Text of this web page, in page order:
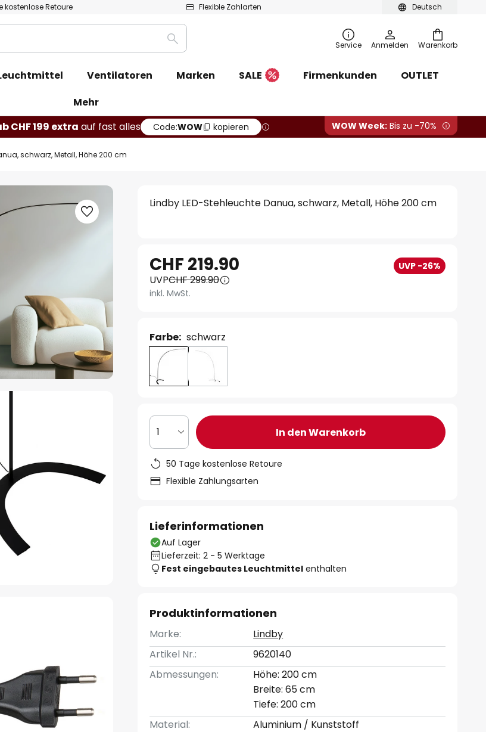
Deutsch
kostenlose Retoure Flexible Zahlarten
Warenkorb
Suche Service Anmelden
Ventilatoren Marken SALE Firmenkunden
OUTLET
Mehr
CHF 199 extra auf fast alles Code:WOW kopieren WOW Week: Bis zu -70%
schwarz, Metall, Höhe 200 cm
Lindby LED-Stehleuchte Danua, schwarz, Metall, Höhe 200 cm
CHF 219.90 UVP -26%
UVPCHF 299.90
inkl. MwSt.
Farbe: schwarz
1 In den Warenkorb
50 Tage kostenlose Retoure
Flexible Zahlungsarten
Lieferinformationen
Auf Lager
Lieferzeit: 2 - 5 Werktage
Fest eingebautes Leuchtmittel enthalten
Produktinformationen
Marke:
Lindby
Artikel Nr.:
9620140
Abmessungen:
Höhe: 200 cm
Breite: 65 cm
Tiefe: 200 cm
Material:
Aluminium / Kunststoff